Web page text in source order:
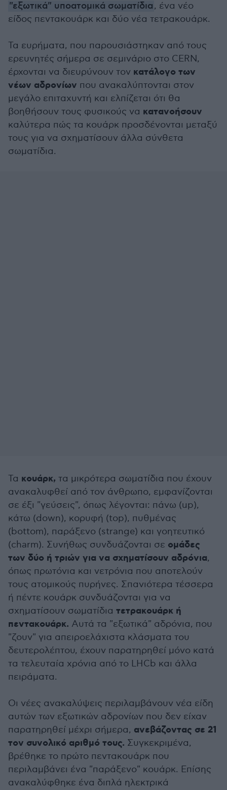
"εξωτικά" υποατομικά σωματίδια, ένα νέο
είδος πεντακουάρκ και δύο νέα τετρακουάρκ.
Τα ευρήματα, που παρουσιάστηκαν από τους
ερευνητές σήμερα σε σεμινάριο στο CERN,
έρχονται να διευρύνουν τον κατάλογο των
νέων αδρονίων που ανακαλύπτονται στον
μεγάλο επιταχυντή και ελπίζεται ότι θα
βοηθήσουν τους φυσικούς να κατανοήσουν
καλύτερα πώς τα κουάρκ προσδένονται μεταξύ
τους για να σχηματίσουν άλλα σύνθετα
σωματίδια.
Τα κουάρκ, τα μικρότερα σωματίδια που έχουν
ανακαλυφθεί από τον άνθρωπο, εμφανίζονται
σε έξι "γεύσεις", όπως λέγονται: πάνω (up),
κάτω (down), κορυφή (top), πυθμένας
(bottom), παράξενο (strange) και γοητευτικό
(charm). Συνήθως συνδυάζονται σε ομάδες
των δύο ή τριών για να σχηματίσουν αδρόνια,
όπως πρωτόνια και νετρόνια που αποτελούν
τους ατομικούς πυρήνες. Σπανιότερα τέσσερα
ή πέντε κουάρκ συνδυάζονται για να
σχηματίσουν σωματίδια τετρακουάρκ ή
πεντακουάρκ. Αυτά τα "εξωτικά" αδρόνια, που
"ζουν" για απειροελάχιστα κλάσματα του
δευτερολέπτου, έχουν παρατηρηθεί μόνο κατά
τα τελευταία χρόνια από το LHCb και άλλα
πειράματα.
Οι νέες ανακαλύψεις περιλαμβάνουν νέα είδη
αυτών των εξωτικών αδρονίων που δεν είχαν
παρατηρηθεί μέχρι σήμερα, ανεβάζοντας σε 21
τον συνολικό αριθμό τους. Συγκεκριμένα,
βρέθηκε το πρώτο πεντακουάρκ που
περιλαμβάνει ένα "παράξενο" κουάρκ. Επίσης
ανακαλύφθηκε ένα διπλά ηλεκτρικά